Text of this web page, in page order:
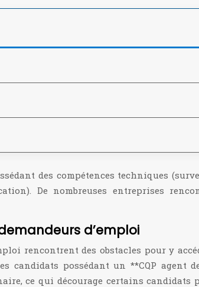
des compétences techniques
De nombreuses entreprises
d’emploi
rencontrent des obstacles pour y
possédant un **CQP agent
ce qui décourage certains